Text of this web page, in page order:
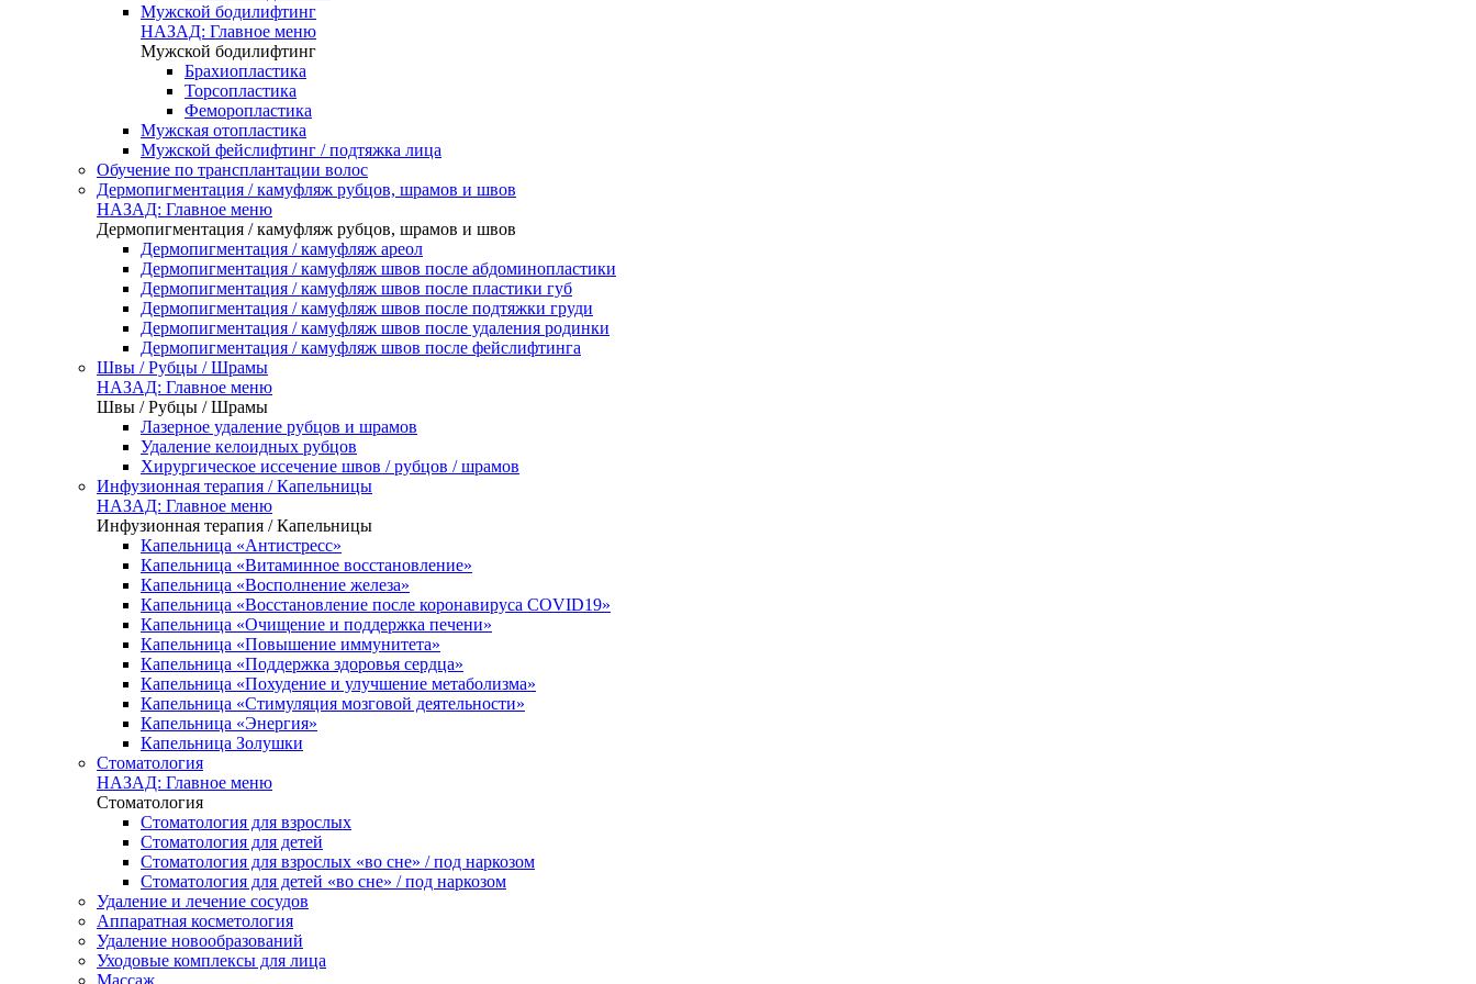
Мужской бодилифтинг
НАЗАД: Главное меню
Мужской бодилифтинг
Брахиопластика
Торсопластика
Феморопластика
Мужская отопластика
Мужской фейслифтинг / подтяжка лица
Обучение по трансплантации волос
Дермопигментация / камуфляж рубцов, шрамов и швов
НАЗАД: Главное меню
Дермопигментация / камуфляж рубцов, шрамов и швов
Дермопигментация / камуфляж ареол
Дермопигментация / камуфляж швов после абдоминопластики
Дермопигментация / камуфляж швов после пластики губ
Дермопигментация / камуфляж швов после подтяжки груди
Дермопигментация / камуфляж швов после удаления родинки
Дермопигментация / камуфляж швов после фейслифтинга
Швы / Рубцы / Шрамы
НАЗАД: Главное меню
Швы / Рубцы / Шрамы
Лазерное удаление рубцов и шрамов
Удаление келоидных рубцов
Хирургическое иссечение швов / рубцов / шрамов
Инфузионная терапия / Капельницы
НАЗАД: Главное меню
Инфузионная терапия / Капельницы
Капельница «Антистресс»
Капельница «Витаминное восстановление»
Капельница «Восполнение железа»
Капельница «Восстановление после коронавируса COVID19»
Капельница «Очищение и поддержка печени»
Капельница «Повышение иммунитета»
Капельница «Поддержка здоровья сердца»
Капельница «Похудение и улучшение метаболизма»
Капельница «Стимуляция мозговой деятельности»
Капельница «Энергия»
Капельница Золушки
Стоматология
НАЗАД: Главное меню
Стоматология
Стоматология для взрослых
Стоматология для детей
Стоматология для взрослых «во сне» / под наркозом
Стоматология для детей «во сне» / под наркозом
Удаление и лечение сосудов
Аппаратная косметология
Удаление новообразований
Уходовые комплексы для лица
Массаж